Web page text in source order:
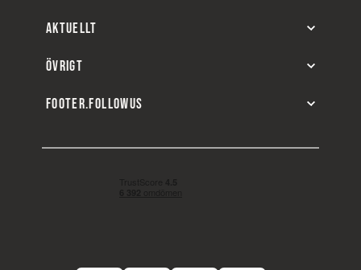
AKTUELLT
ÖVRIGT
FOOTER.FOLLOWUS